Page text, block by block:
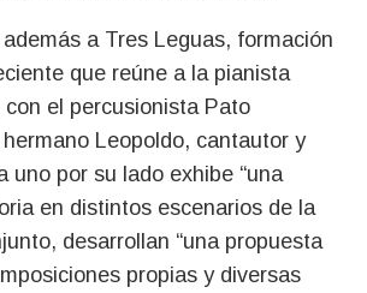
a Tres Leguas, formación
que reúne a la pianista
con el percusionista Pato
Leopoldo, cantautor y
uno por su lado exhibe “una
en distintos escenarios de la
desarrollan “una propuesta
propias y diversas